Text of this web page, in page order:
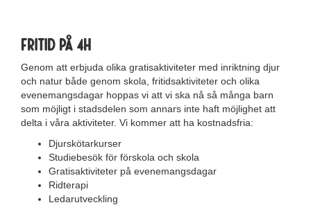
Fritid på 4H
Genom att erbjuda olika gratisaktiviteter med inriktning djur
och natur både genom skola, fritidsaktiviteter och olika
evenemangsdagar hoppas vi att vi ska nå så många barn
som möjligt i stadsdelen som annars inte haft möjlighet att
delta i våra aktiviteter. Vi kommer att ha kostnadsfria:
Djurskötarkurser
Studiebesök för förskola och skola
Gratisaktiviteter på evenemangsdagar
Ridterapi
Ledarutveckling